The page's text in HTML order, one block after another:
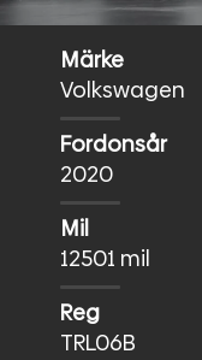
Märke
Volkswagen
Fordonsår
2020
Mil
12501 mil
Reg
TRL06B